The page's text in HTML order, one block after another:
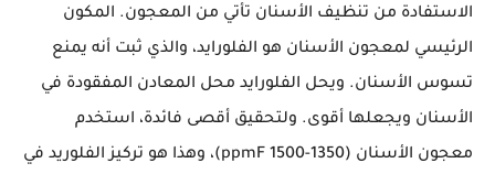
الاستفادة من تنظيف الأسنان تأتي من المعجون. المكون
الرئيسي لمعجون الأسنان هو الفلورايد، والذي ثبت أنه يمنع
تسوس الأسنان. ويحل الفلورايد محل المعادن المفقودة في
الأسنان ويجعلها أقوى. ولتحقيق أقصى فائدة، استخدم
معجون الأسنان (1350-1500 ppmF)، وهذا هو تركيز الفلوريد في